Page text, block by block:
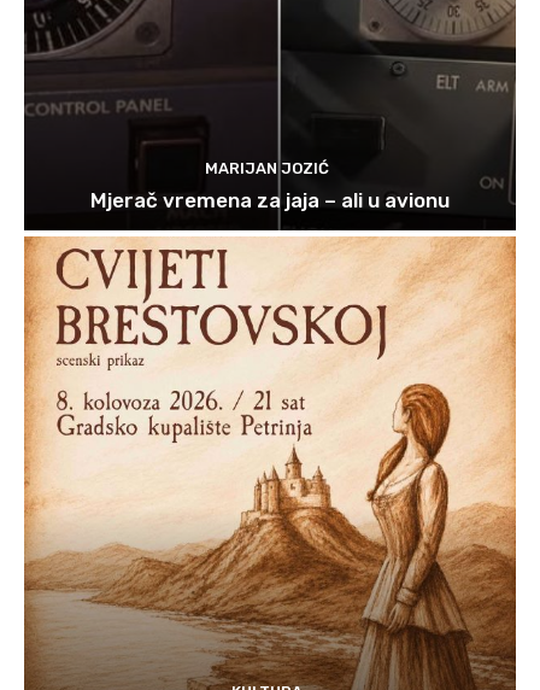
MARIJAN JOZIĆ
Mjerač vremena za jaja – ali u avionu